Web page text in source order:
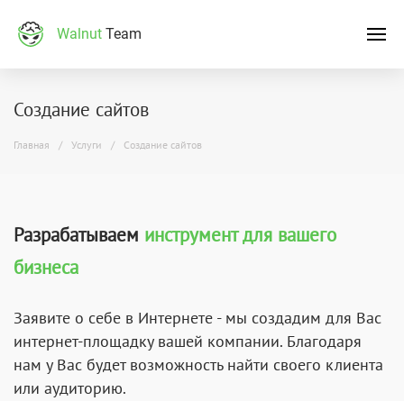
Walnut Team
Создание сайтов
Главная Услуги Создание сайтов
Разрабатываем инструмент для вашего
бизнеса
Заявите о себе в Интернете - мы создадим для Вас
интернет-площадку вашей компании. Благодаря
нам у Вас будет возможность найти своего клиента
или аудиторию.